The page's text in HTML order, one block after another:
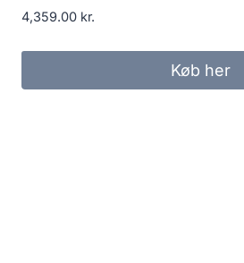
4,359.00 kr.
Køb her